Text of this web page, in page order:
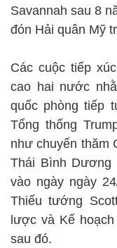
Savannah sau 8
đón Hải quân Mỹ
Các cuộc tiếp
cao hai nước
quốc phòng tiếp
Tổng thống
như chuyến thăm
Thái Bình Dương
vào ngày ngày
Thiếu tướng
lược và Kế
sau đó.